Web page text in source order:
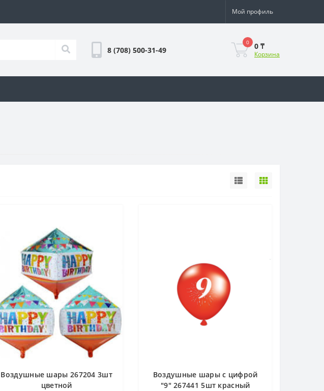
Мой профиль
8 (708) 500-31-49
0 0 ₸
Корзина
Воздушные шары 267204 3шт
цветной
Воздушные шары с цифрой
"9" 267441 5шт красный